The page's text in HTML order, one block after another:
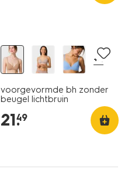
+4
voorgevormde bh zonder
beugel lichtbruin
21.
49